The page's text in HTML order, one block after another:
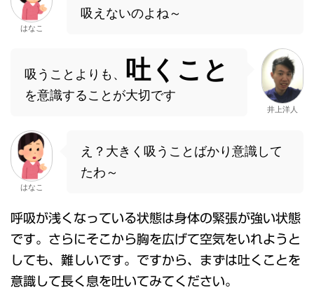
はなこ
吸えないのよね～
吸うことよりも、 吐くこと
を意識することが大切です
井上洋人
はなこ
え？大きく吸うことばかり意識して
たわ～
呼吸が浅くなっている状態は身体の緊張が強い状態
です。さらにそこから胸を広げて空気をいれようと
しても、難しいです。ですから、まずは吐くことを
意識して長く息を吐いてみてください。